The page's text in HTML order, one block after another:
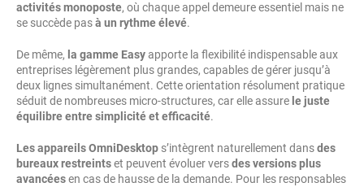
activités monoposte, où chaque appel demeure essentiel mais ne
se succède pasà un rythme élevé.
De même, la gamme Easyapporte la flexibilité indispensable aux
entreprises légèrement plus grandes, capables de gérer jusqu’à
deux lignes simultanément. Cette orientation résolument pratique
séduit de nombreuses micro-structures, car elle assure le juste
équilibre entre simplicité et efficacité.
Les appareils OmniDesktop s’intègrent naturellement dansdes
bureaux restreintset peuvent évoluer versdes versions plus
avancéesen cas de hausse de la demande. Pour les responsables